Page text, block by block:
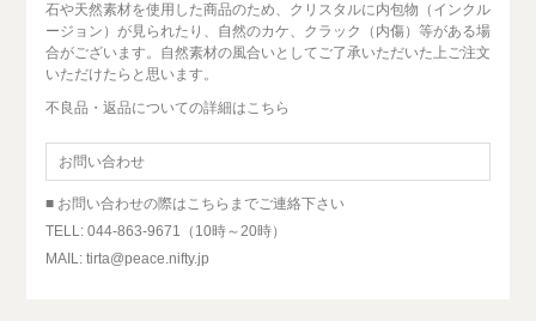
石や天然素材を使用した商品のため、クリスタルに内包物（インクル
ージョン）が見られたり、自然のカケ、クラック（内傷）等がある場
合がございます。自然素材の風合いとしてご了承いただいた上ご注文
いただけたらと思います。
不良品・返品についての詳細はこちら
お問い合わせ
■ お問い合わせの際はこちらまでご連絡下さい
TELL: 044-863-9671（10時～20時）
MAIL: tirta@peace.nifty.jp